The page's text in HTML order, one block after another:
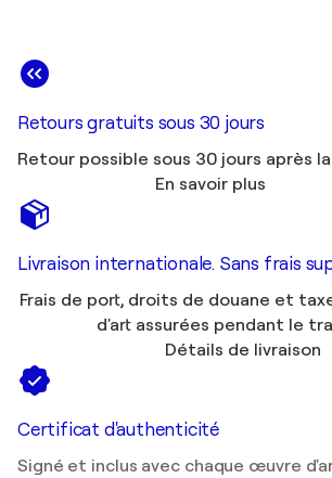
Retours gratuits sous 30 jours
Retour possible sous 30 jours après
En savoir plus
Livraison internationale. Sans frais
Frais de port, droits de douane et
d'art assurées pendant le
Détails de livraison
Certificat d'authenticité
Signé et inclus avec chaque œuvre